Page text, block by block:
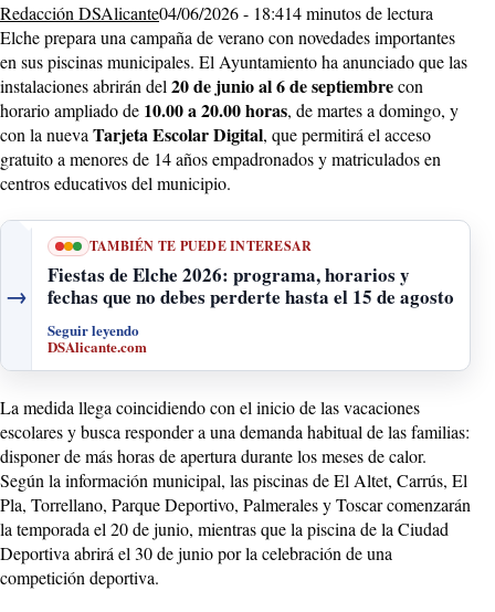
Redacción DSAlicante04/06/2026 - 18:414 minutos de lectura
Elche prepara una campaña de verano con novedades importantes
en sus piscinas municipales. El Ayuntamiento ha anunciado que las
instalaciones abrirán del20 de junio al 6 de septiembrecon
horario ampliado de 10.00 a 20.00 horas, de martes a domingo, y
con la nuevaTarjeta Escolar Digital, que permitirá el acceso
gratuito a menores de 14 años empadronados y matriculados en
centros educativos del municipio.
→
TAMBIÉN TE PUEDE INTERESAR
Fiestas de Elche 2026: programa, horarios y
fechas que no debes perderte hasta el 15 de agosto
Seguir leyendo
DSAlicante.com
La medida llega coincidiendo con el inicio de las vacaciones
escolares y busca responder a una demanda habitual de las familias:
disponer de más horas de apertura durante los meses de calor.
Según la información municipal, las piscinas de El Altet, Carrús, El
Pla, Torrellano, Parque Deportivo, Palmerales y Toscar comenzarán
la temporada el 20 de junio, mientras que la piscina de la Ciudad
Deportiva abrirá el 30 de junio por la celebración de una
competición deportiva.